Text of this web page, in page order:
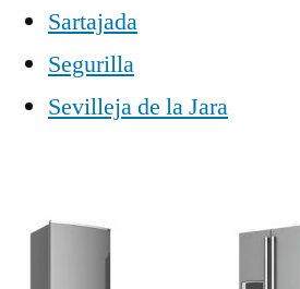
Sartajada
Segurilla
Sevilleja de la Jara